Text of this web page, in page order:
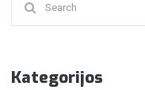
for:
Kategorijos